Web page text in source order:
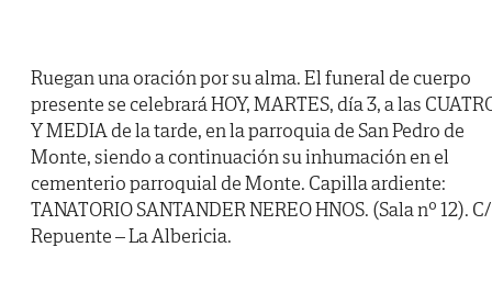
Ruegan una oración por su alma. El funeral de cuerpo
presente se celebrará HOY, MARTES, día 3, a las
Y MEDIA de la tarde, en la parroquia de San Pedro de
Monte, siendo a continuación su inhumación en el
cementerio parroquial de Monte. Capilla ardiente:
TANATORIO SANTANDER NEREO HNOS. (Sala nº 12). C/
Repuente – La Albericia.